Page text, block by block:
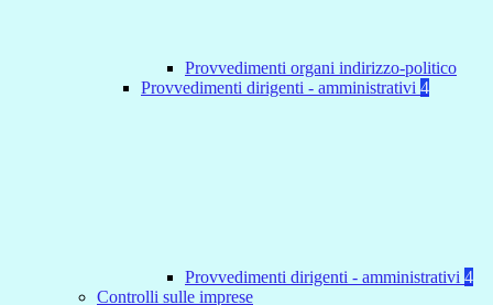
Provvedimenti organi indirizzo-politico
Provvedimenti dirigenti - amministrativi 4
Provvedimenti dirigenti - amministrativi 4
Controlli sulle imprese